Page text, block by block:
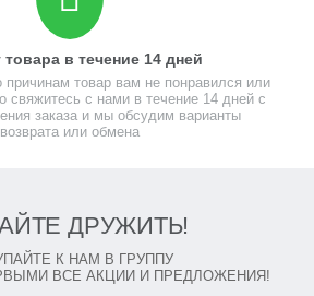
товара в течение 14 дней
причинам товар вам не понравился или
свяжитесь с нами в течение 14 дней с
заказа и мы обсудим варианты
возврата или обмена
ДРУЖИТЬ!
К НАМ В ГРУППУ
ВСЕ АКЦИИ И ПРЕДЛОЖЕНИЯ!